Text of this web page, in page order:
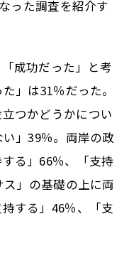
った調査を紹介す
成功だった」と考
」は31％だった。
つかどうかについ
」39％。両岸の政
る」66％、「支持
」の基礎の上に両
する」46％、「支